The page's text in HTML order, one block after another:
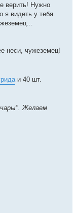
верить! Нужно
я видеть у тебя.
неси, чужеземец!
и 40 шт.
чары". Желаем